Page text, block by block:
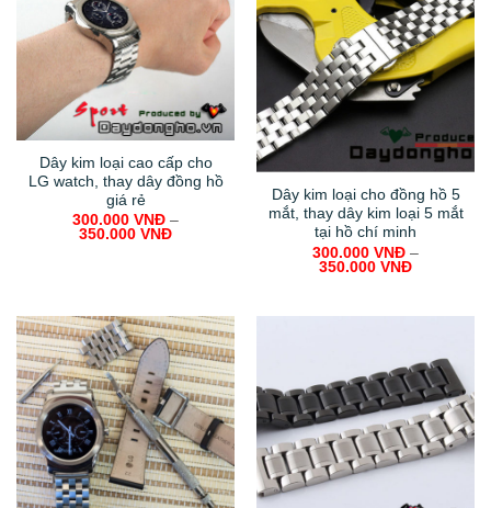
Dây kim loại cao cấp cho
LG watch, thay dây đồng hồ
giá rẻ
300.000 VNĐ –
350.000 VNĐ
Dây kim loại cho đồng hồ 5
mắt, thay dây kim loại 5 mắt
tại hồ chí minh
300.000 VNĐ –
350.000 VNĐ